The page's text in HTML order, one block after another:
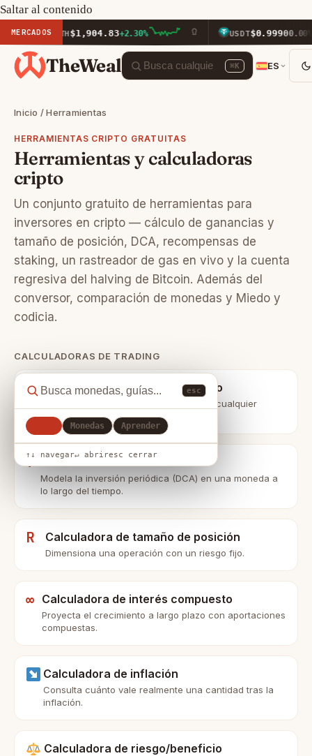
Saltar al contenido
MERCADOS
ETH $1,904.83+2.30% USDT$0.99900.00%
TheWeal ⌘K ES
esc
Monedas Aprender
↑↓ navegar↵ abriresc cerrar
Inicio / Herramientas
HERRAMIENTAS CRIPTO GRATUITAS
Herramientas y calculadoras
cripto
Un conjunto gratuito de herramientas para
inversores en cripto — cálculo de ganancias y
tamaño de posición, DCA, recompensas de
staking, un rastreador de gas en vivo y la cuenta
regresiva del halving de Bitcoin. Además del
conversor, comparación de monedas y Miedo y
codicia.
CALCULADORAS DE TRADING
% Calculadora de ganancias cripto
Consulta ganancias, pérdidas y ROI de cualquier
posición cripto.
+ Calculadora de DCA
Modela la inversión periódica (DCA) en una moneda a
lo largo del tiempo.
R Calculadora de tamaño de posición
Dimensiona una operación con un riesgo fijo.
∞ Calculadora de interés compuesto
Proyecta el crecimiento a largo plazo con aportaciones
compuestas.
Calculadora de inflación
Consulta cuánto vale realmente una cantidad tras la
inflación.
Calculadora de riesgo/beneficio